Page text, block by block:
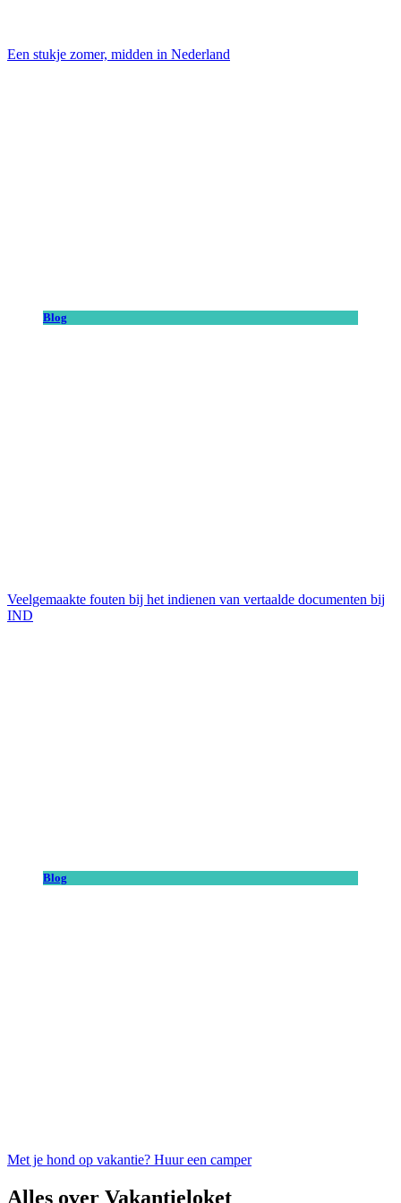
Een stukje zomer, midden in Nederland
Blog
Veelgemaakte fouten bij het indienen van vertaalde documenten bij
IND
Blog
Met je hond op vakantie? Huur een camper
Alles over Vakantieloket